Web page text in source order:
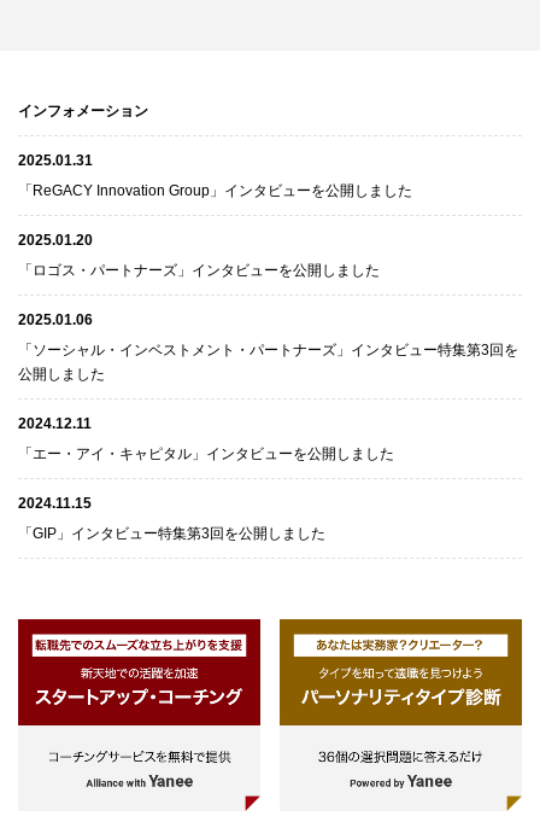
インフォメーション
2025.01.31
「ReGACY Innovation Group」インタビューを公開しました
2025.01.20
「ロゴス・パートナーズ」インタビューを公開しました
2025.01.06
「ソーシャル・インベストメント・パートナーズ」インタビュー特集第3回を
公開しました
2024.12.11
「エー・アイ・キャピタル」インタビューを公開しました
2024.11.15
「GIP」インタビュー特集第3回を公開しました